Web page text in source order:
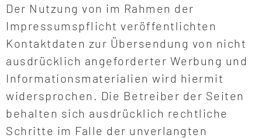
Der Nutzung von im Rahmen der
Impressumspflicht veröffentlichten
Kontaktdaten zur Übersendung von nicht
ausdrücklich angeforderter Werbung und
Informationsmaterialien wird hiermit
widersprochen. Die Betreiber der Seiten
behalten sich ausdrücklich rechtliche
Schritte im Falle der unverlangten